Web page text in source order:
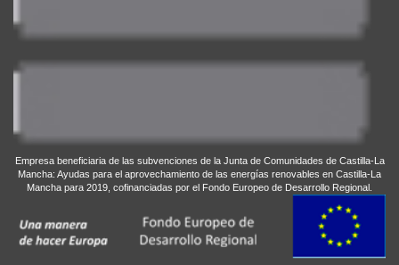
Empresa beneficiaria de las subvenciones de la Junta de Comunidades de Castilla-La
Mancha: Ayudas para el aprovechamiento de las energías renovables en Castilla-La
Mancha para 2019, cofinanciadas por el Fondo Europeo de Desarrollo Regional.